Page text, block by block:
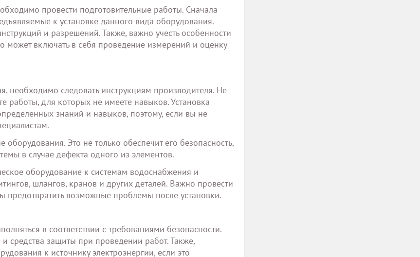
провести подготовительные работы. Сначала
к установке данного вида оборудования.
и разрешений. Также, важно учесть особенности
может включать в себя проведение измерений и оценку
необходимо следовать инструкциям производителя. Не
работы, для которых не имеете навыков. Установка
знаний и навыков, поэтому, если вы не
Это не только обеспечит его безопасность,
в случае дефекта одного из элементов.
оборудование к системам водоснабжения и
шлангов, кранов и других деталей. Важно провести
предотвратить возможные проблемы после установки.
в соответствии с требованиями безопасности.
средства защиты при проведении работ. Также,
к источнику электроэнергии, если это